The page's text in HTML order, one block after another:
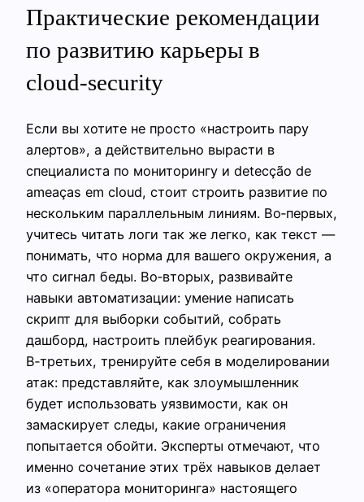
Практические рекомендации
по развитию карьеры в
cloud‑security
Если вы хотите не просто «настроить пару
алертов», а действительно вырасти в
специалиста по мониторингу и detecção de
ameaças em cloud, стоит строить развитие по
нескольким параллельным линиям. Во‑первых,
учитесь читать логи так же легко, как текст —
понимать, что норма для вашего окружения, а
что сигнал беды. Во‑вторых, развивайте
навыки автоматизации: умение написать
скрипт для выборки событий, собрать
дашборд, настроить плейбук реагирования.
В‑третьих, тренируйте себя в моделировании
атак: представляйте, как злоумышленник
будет использовать уязвимости, как он
замаскирует следы, какие ограничения
попытается обойти. Эксперты отмечают, что
именно сочетание этих трёх навыков делает
из «оператора мониторинга» настоящего